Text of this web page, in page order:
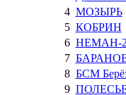
4 МОЗЫРЬ
5 КОБРИН
6 НЕМАН-2
7
8 БСМ
9